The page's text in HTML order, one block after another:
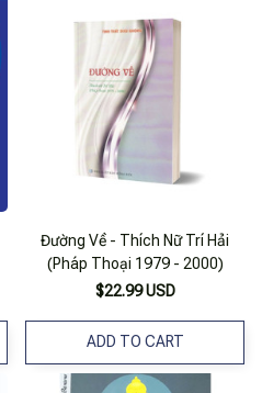
Đường Về - Thích Nữ Trí Hải
(Pháp Thoại 1979 - 2000)
$22.99 USD
ADD TO CART